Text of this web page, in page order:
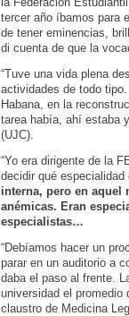
tercer año íbamos para
de tener eminencias,
di cuenta de que la
“Tuve una vida plena
actividades de todo
Habana, en la
tarea había, ahí estaba
(UJC).
“Yo era dirigente de la
decidir qué especialidad
interna, pero en aquel
anémicas. Eran
especialistas…
“Debíamos hacer un
parar en un auditorio a
daba el paso al frente.
universidad el promedio
claustro de Medicina